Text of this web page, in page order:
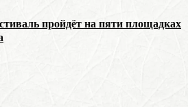
пройдёт на пяти площадках